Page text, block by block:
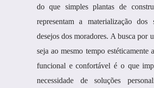
do que simples plantas de
representam a materialização dos
desejos dos moradores. A busca por
seja ao mesmo tempo estéticamente
funcional e confortável é o que
necessidade de soluções